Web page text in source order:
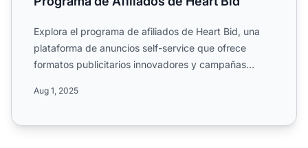
Explora el programa de afiliados de Heart Bid, una
plataforma de anuncios self-service que ofrece
formatos publicitarios innovadores y campañas
Aug 1, 2025